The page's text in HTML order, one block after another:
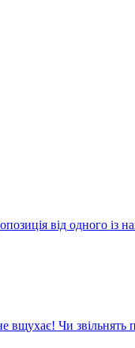
від одного із
Чи звільнять